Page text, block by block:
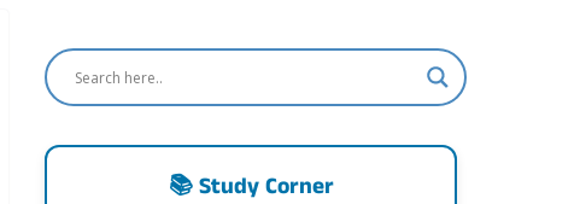
📚 Study Corner